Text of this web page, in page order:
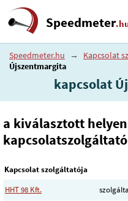
Speedmeter
Speedmeter.hu → Kapcsolat
Újszentmargita
kapcsolat
a kiválasztott
Kapcsolat szolgáltatója
HHT 98 Kft.